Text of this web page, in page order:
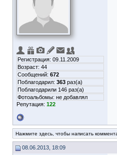
Регистрация: 09.11.2009
Возраст: 44
Сообщений: 672
Поблагодарил: 363 раз(а)
Поблагодарили 146 раз(а)
Фотоальбомы: не добавлял
Репутация: 122
Нажмите здесь, чтобы написать
08.06.2013, 18:09